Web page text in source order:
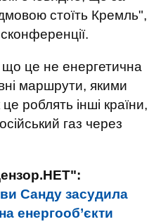
стоїть Кремль",
це не енергетична
маршрути, якими
роблять інші країни,
газ через
Санду засудила
енергооб’єкти